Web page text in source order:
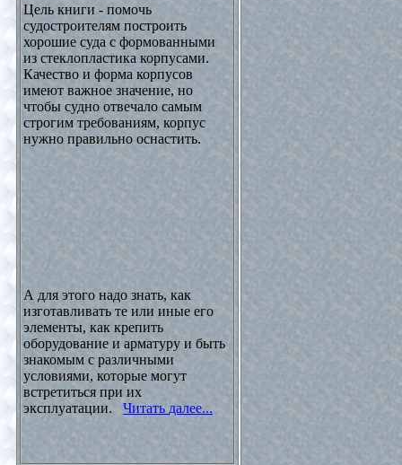
Цель книги - помочь
судостроителям построить
хорошие суда с формованными
из стеклопластика корпусами.
Качество и форма корпусов
имеют важное значение, но
чтобы судно отвечало самым
строгим требованиям, корпус
нужно правильно оснастить.
А для этого надо знать, как
изготавливать те или иные его
элементы, как крепить
оборудование и арматуру и быть
знакомым с различными
условиями, которые могут
встретиться при их
эксплуатации.
Читать далее...